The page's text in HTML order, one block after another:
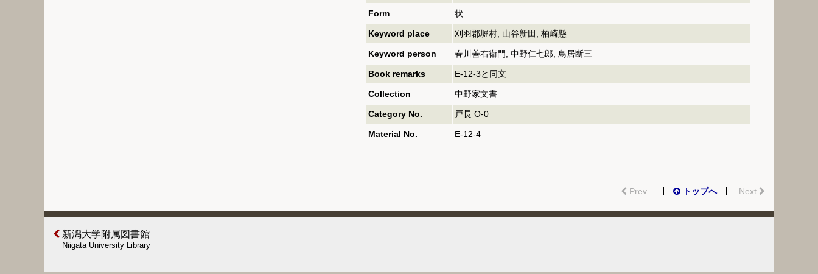
Form 状
Keyword place 刈羽郡堀村, 山谷新田, 柏崎懸
Keyword person 春川善右衛門, 中野仁七郎, 鳥居断三
Book remarks E-12-3と同文
Collection 中野家文書
Category No. 戸長 O-0
Material No. E-12-4
Prev. トップへ Next
新潟大学附属図書館
Niigata University Library